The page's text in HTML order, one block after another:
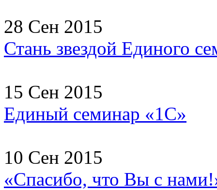
28 Сен 2015
Стань звездой Единого
15 Сен 2015
Единый семинар «1С»
10 Сен 2015
«Спасибо, что Вы с